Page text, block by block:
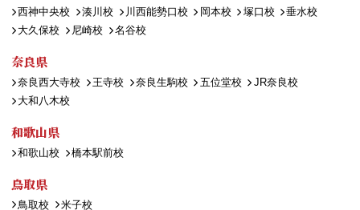
西神中央校
湊川校 川西能勢口校 岡本校 塚口校
垂水校
大久保校
尼崎校 名谷校
奈良県
奈良西大寺校 王寺校 奈良生駒校 五位堂校
JR奈良校
大和八木校
和歌山県
和歌山校 橋本駅前校
鳥取県
鳥取校 米子校